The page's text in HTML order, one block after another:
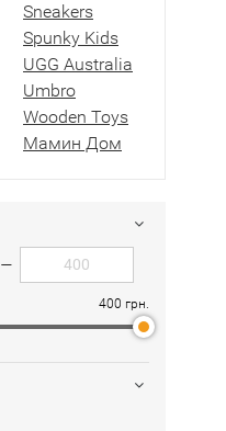
Sneakers
Spunky Kids
UGG Australia
Umbro
Wooden Toys
Мамин Дом
—
400 грн.